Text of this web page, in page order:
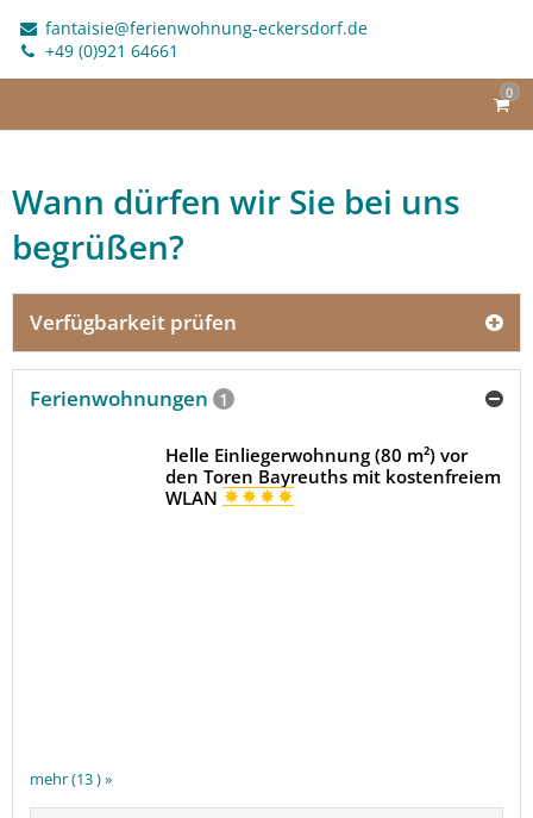
fantaisie@ferienwohnung-eckersdorf.de
+49 (0)921 64661
0
Wann dürfen wir Sie bei uns
begrüßen?
Verfügbarkeit prüfen
Ferienwohnungen 1
mehr (13 ) »
Helle Einliegerwohnung (80 m²) vor
den Toren Bayreuths mit kostenfreiem
WLAN